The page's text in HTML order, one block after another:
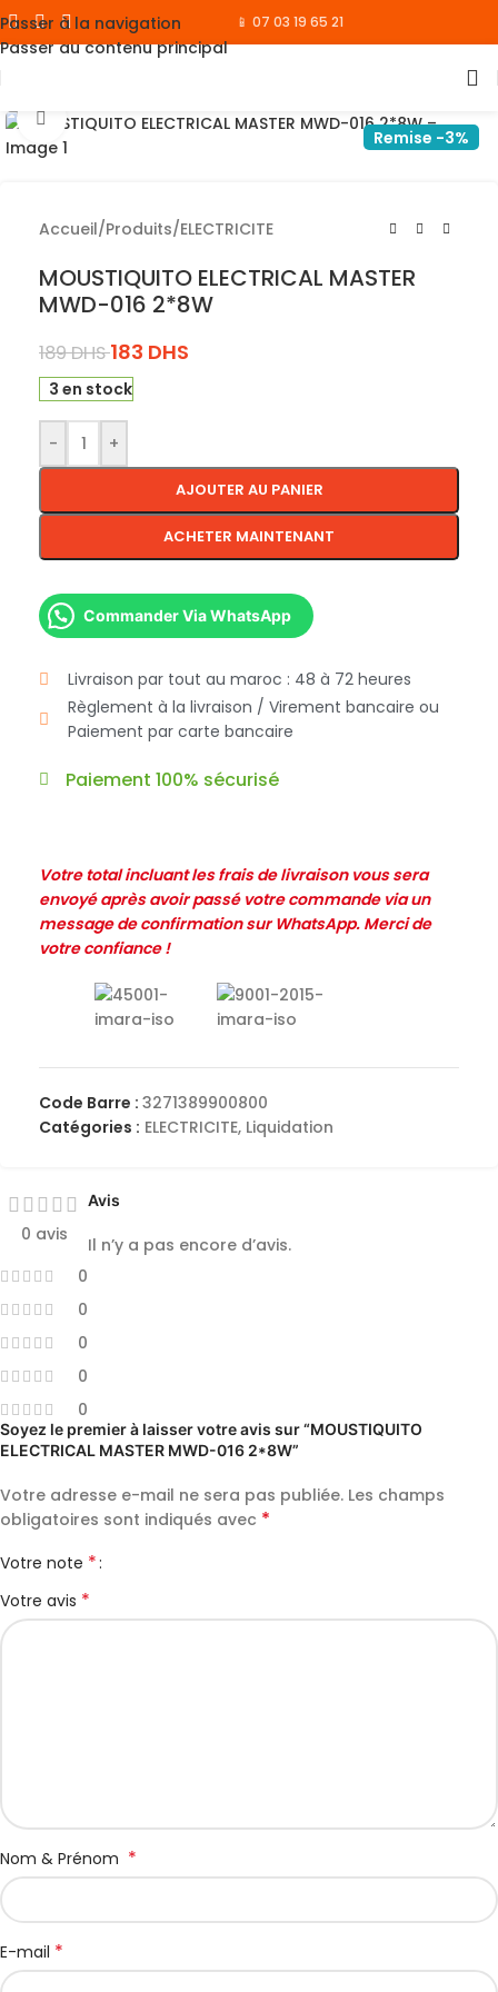
Passer à la navigation
Passer au contenu principal
📱 07 03 19 65 21
Remise -3%
Cliquez pour agrandir
Accueil/Produits/ELECTRICITE
MOUSTIQUITO ELECTRICAL MASTER
MWD-016 2*8W
189DHS 183 DHS
3 en stock
- +
AJOUTER AU PANIER
ACHETER MAINTENANT
Commander Via WhatsApp
Livraison par tout au maroc : 48 à 72 heures
Règlement à la livraison / Virement bancaire ou
Paiement par carte bancaire
Paiement 100% sécurisé
Votre total incluant les frais de livraison vous sera
envoyé après avoir passé votre commande via un
message de confirmation sur WhatsApp. Merci de
votre confiance !
Code Barre : 3271389900800
Catégories : ELECTRICITE, Liquidation
0 avis
0
0
0
0
0
Avis
Il n’y a pas encore d’avis.
Soyez le premier à laisser votre avis sur “MOUSTIQUITO
ELECTRICAL MASTER MWD-016 2*8W”
Votre adresse e-mail ne sera pas publiée. Les champs
obligatoires sont indiqués avec *
Votre note *
Votre avis *
Nom & Prénom *
E-mail *